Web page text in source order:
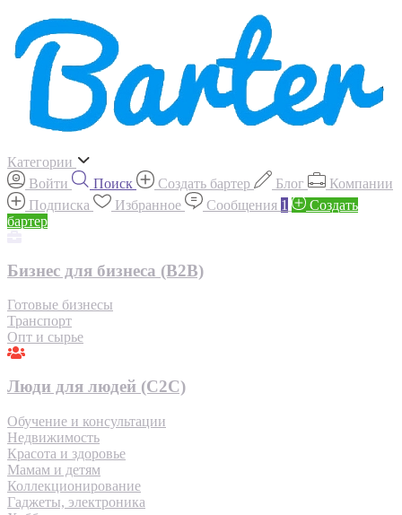
Категории
Войти
Поиск Создать бартер Блог
Компании
Подписка
Избранное Сообщения 1
Создать
бартер
Бизнес для бизнеса (B2B)
Готовые бизнесы
Транспорт
Опт и сырье
Люди для людей (С2С)
Обучение и консультации
Недвижимость
Красота и здоровье
Мамам и детям
Коллекционирование
Гаджеты, электроника